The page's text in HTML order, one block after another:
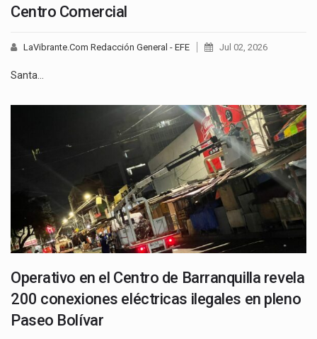
Centro Comercial
LaVibrante.Com Redacción General - EFE Jul 02, 2026
Santa…
Operativo en el Centro de Barranquilla revela
200 conexiones eléctricas ilegales en pleno
Paseo Bolívar